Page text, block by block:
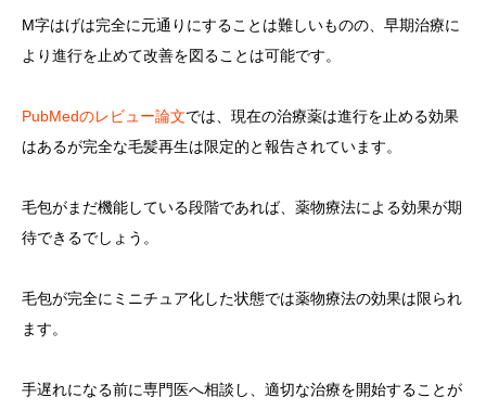
M字はげは完全に元通りにすることは難しいものの、早期治療に
より進行を止めて改善を図ることは可能です。
PubMedのレビュー論文では、現在の治療薬は進行を止める効果
はあるが完全な毛髪再生は限定的と報告されています。
毛包がまだ機能している段階であれば、薬物療法による効果が期
待できるでしょう。
毛包が完全にミニチュア化した状態では薬物療法の効果は限られ
ます。
手遅れになる前に専門医へ相談し、適切な治療を開始することが